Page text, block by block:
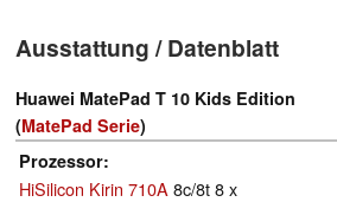
Ausstattung / Datenblatt
Huawei MatePad T 10 Kids Edition
(MatePad Serie)
Prozessor
HiSilicon Kirin 710A8c/8t 8 x